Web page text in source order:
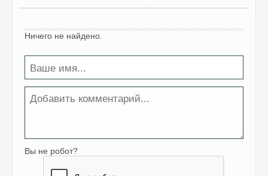
Ничего не найдено.
Вы не робот?